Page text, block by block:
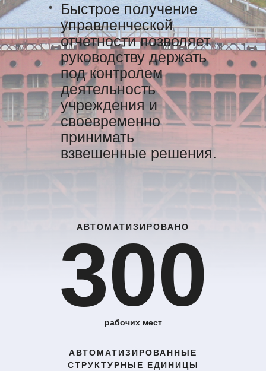
Быстрое получение
управленческой
отчетности позволяет
руководству держать
под контролем
деятельность
учреждения и
своевременно
принимать
взвешенные решения.
АВТОМАТИЗИРОВАНО
300
рабочих мест
АВТОМАТИЗИРОВАННЫЕ
СТРУКТУРНЫЕ ЕДИНИЦЫ